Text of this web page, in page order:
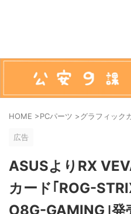
HOME >PCパーツ >グラフィック
広告
ASUSよりRX
カード｢ROG-
O8G-GAMING｣発